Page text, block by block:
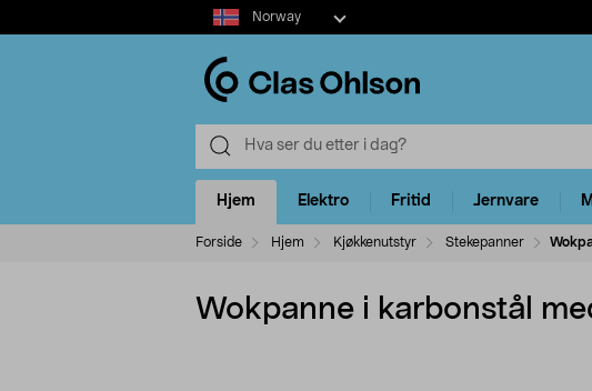
Select
market
Norway
Hjem Elektro Fritid Jernvare
Forside Hjem Kjøkkenutstyr Stekepanner
Wokpanne i karbonstål